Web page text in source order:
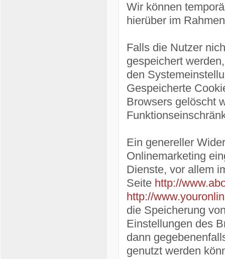
Wir können
hierüber im
Falls die Nutzer
gespeichert
den
Gespeicherte
Browsers gelöscht
Ein genereller
Onlinemarketing
Dienste, vor allem
Seite http://
http://
die Speicherung
Einstellungen des
dann
genutzt werden